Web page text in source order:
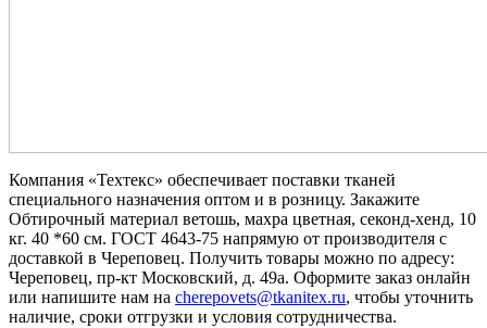
Компания «Техтекс» обеспечивает поставки тканей
специального назначения оптом и в розницу. Закажите
Обтирочный материал ветошь, махра цветная, секонд-хенд, 10
кг. 40 *60 см. ГОСТ 4643-75 напрямую от производителя с
доставкой в Череповец. Получить товары можно по адресу:
Череповец, пр-кт Московский, д. 49а. Оформите заказ онлайн
или напишите нам на cherepovets@tkanitex.ru, чтобы уточнить
наличие, сроки отгрузки и условия сотрудничества.